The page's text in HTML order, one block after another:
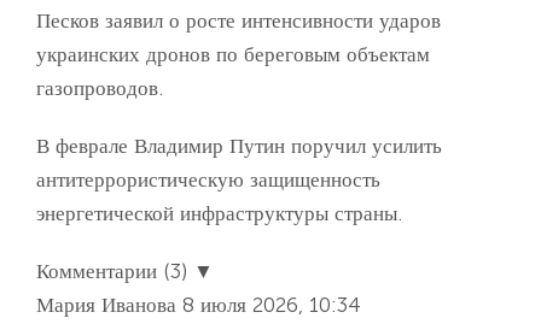
Песков заявил о росте интенсивности ударов
украинских дронов по береговым объектам
газопроводов.
В феврале Владимир Путин поручил усилить
антитеррористическую защищенность
энергетической инфраструктуры страны.
Комментарии (3) ▼
Мария Иванова 8 июля 2026, 10:34